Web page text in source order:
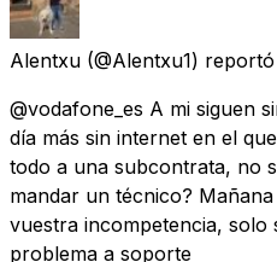
Alentxu (@Alentxu1) reportó
@vodafone_es A mi siguen
día más sin internet en el
todo a una subcontrata, no
mandar un técnico?
vuestra incompetencia, solo
problema a soporte